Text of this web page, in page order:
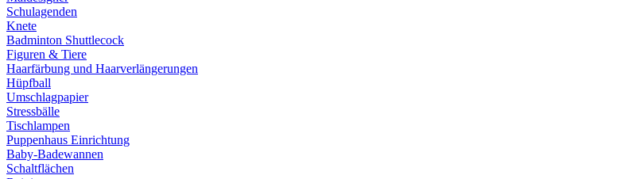
Schulagenden
Knete
Badminton Shuttlecock
Figuren & Tiere
Haarfärbung und Haarverlängerungen
Hüpfball
Umschlagpapier
Stressbälle
Tischlampen
Puppenhaus Einrichtung
Baby-Badewannen
Schaltflächen